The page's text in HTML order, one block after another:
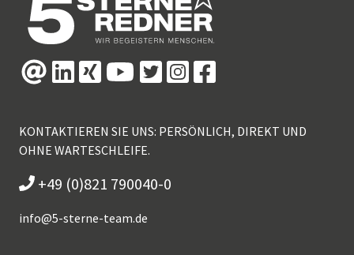
KONTAKTIEREN SIE UNS: PERSÖNLICH, DIREKT UND
OHNE WARTESCHLEIFE.
+49 (0)821 790040-0
info@5-sterne-team.de